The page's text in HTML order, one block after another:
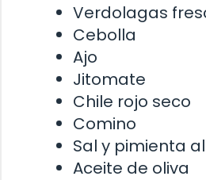
Verdolagas
Cebolla
Ajo
Jitomate
Chile rojo seco
Comino
Sal y pimienta
Aceite de oliva